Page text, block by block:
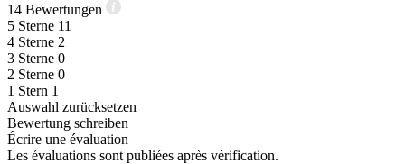
14 Bewertungen
5 Sterne 11
4 Sterne 2
3 Sterne 0
2 Sterne 0
1 Stern 1
Auswahl zurücksetzen
Bewertung schreiben
Écrire une évaluation
Les évaluations sont publiées après vérification.